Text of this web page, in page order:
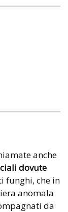
anche
dovute
funghi, che in
anomala
da